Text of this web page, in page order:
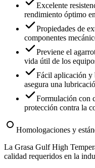
Excelente
rendimiento óptimo
Propiedades de
componentes
Previene el
vida útil de los
Fácil aplicación y
asegura una
Formulación con
protección contra la
Homologaciones y
La Grasa Gulf High
calidad requeridos en la